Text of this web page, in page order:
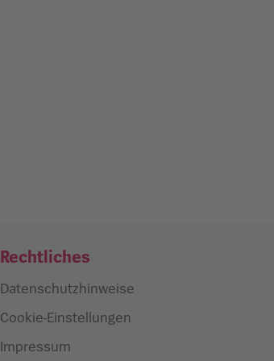
Rechtliches
Datenschutzhinweise
Cookie-Einstellungen
Impressum